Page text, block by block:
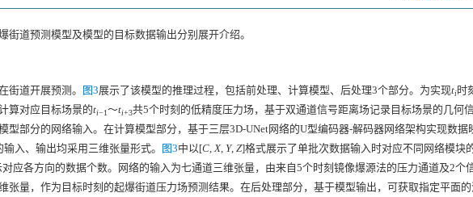
街道预测模型及模型的目标数据输出分别展开介绍。
街道开展预测。
图3展示了该模型的推理过程，包括前处理、计算模型、后处理3个部分。为实现ti时
算对应目标场景的ti−1～ti+3共5个时刻的低精度压力场，基于双通道信号距离场记录目标场景的几何
型部分的网络输入。在计算模型部分，基于三层3D-UNet网络的U型编码器-解码器网络架构实现数据
入、输出均采用三维张量形式。 图3中以[C,X, Y, Z]格式展示了单批次数据输入时对应不同网络模块
对应各方向的数据个数。网络的输入为七通道三维张量，由来自5个时刻镜像爆源法的压力通道及2个
张量，作为目标时刻的起爆街道压力场预测结果。在后处理部分，基于模型输出，可获取指定平面